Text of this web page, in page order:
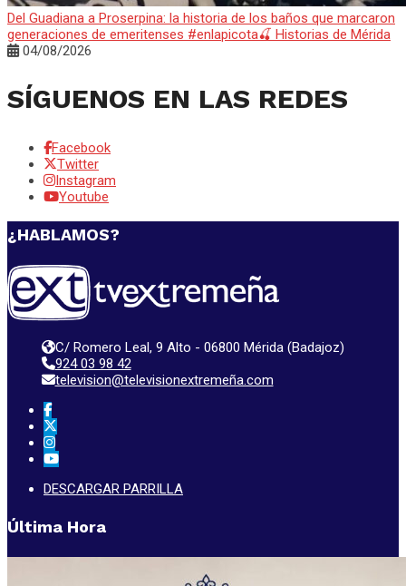
Del Guadiana a Proserpina: la historia de los baños que marcaron
generaciones de emeritenses #enlapicota🍒 Historias de Mérida
04/08/2026
SÍGUENOS EN LAS REDES
Facebook
Twitter
Instagram
Youtube
¿HABLAMOS?
C/ Romero Leal, 9 Alto - 06800 Mérida (Badajoz)
924 03 98 42
television@televisionextremeña.com
DESCARGAR PARRILLA
Última Hora